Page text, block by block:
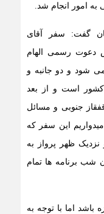
امور انجام شد.
گفت: سفر آقای
دعوت رسمی الهام
شود و دو جانبه و
است و از بعد
جنوبی و مسائل
این سفر که
ظهر پرواز به
شب برنامه ها تمام
باشد اما با توجه به